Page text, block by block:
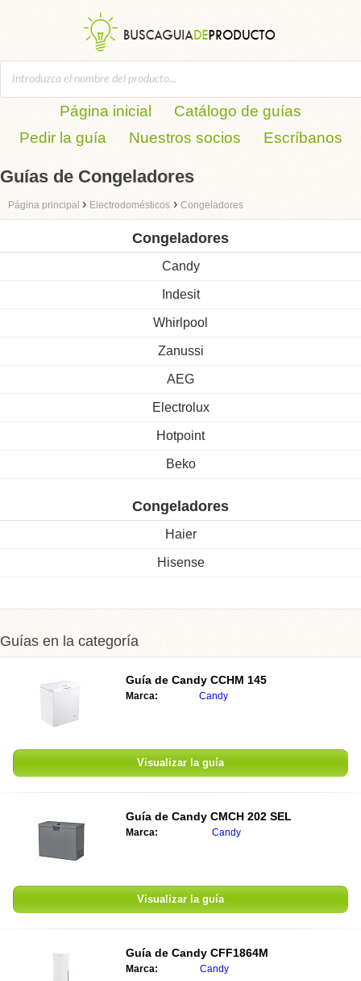
Página inicial
Catálogo de guías
Pedir la guía
Nuestros socios Escríbanos
Guías de Congeladores
Página principal › Electrodomésticos › Congeladores
Congeladores
Candy
Indesit
Whirlpool
Zanussi
AEG
Electrolux
Hotpoint
Beko
Congeladores
Haier
Hisense
Guías en la categoría
Guía de Candy CCHM 145
Marca: Candy
Visualizar la guía
Guía de Candy CMCH 202 SEL
Marca: Candy
Visualizar la guía
Guía de Candy CFF1864M
Marca: Candy